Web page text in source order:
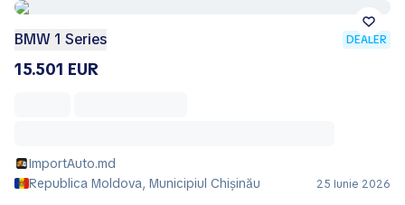
BMW 1 Series DEALER
15.501 EUR
ImportAuto.md
Republica Moldova, Municipiul Chișinău
25 Iunie 2026